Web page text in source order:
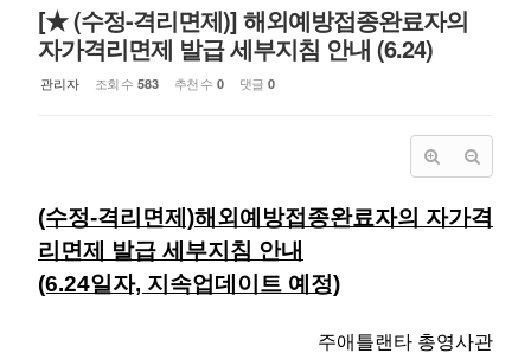
[★ (수정-격리면제)] 해외예방접종완료자의
자가격리면제 발급 세부지침 안내 (6.24)
관리자 조회 수 583 추천 수 0 댓글 0
(수정-격리면제)해외예방접종완료자의 자가격
리면제 발급 세부지침 안내
(6.24일자, 지속업데이트 예정)
주애틀랜타 총영사관
- 사진으로 보는 한인회
- 애틀랜타 총영사관 소식